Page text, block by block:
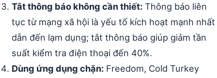
Tắt thông báo không cần thiết: Thông báo liên
tục từ mạng xã hội là yếu tố kích hoạt mạnh nhất
dẫn đến lạm dụng; tắt thông báo giúp giảm tần
suất kiểm tra điện thoại đến 40%.
Dùng ứng dụng chặn: Freedom, Cold Turkey